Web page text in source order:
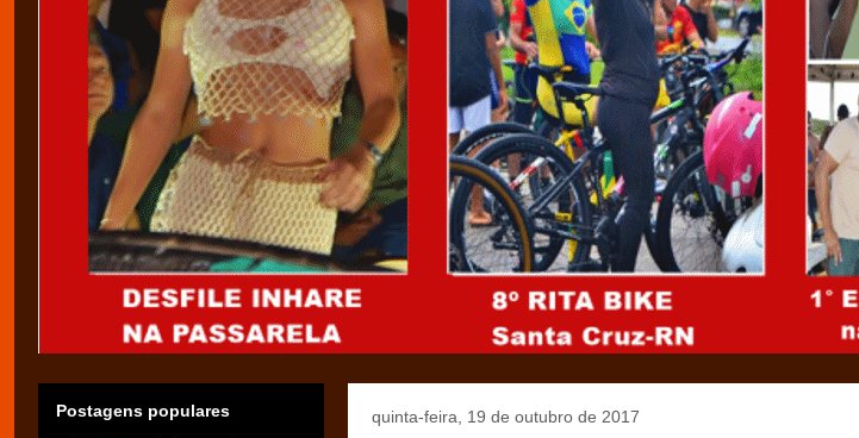
quinta-feira, 19 de outubro de 2017
Postagens populares